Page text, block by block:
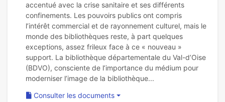
accentué avec la crise sanitaire et ses différents
confinements. Les pouvoirs publics ont compris
l’intérêt commercial et de rayonnement culturel, mais le
monde des bibliothèques reste, à part quelques
exceptions, assez frileux face à ce « nouveau »
support. La bibliothèque départementale du Val-d’Oise
(BDVO), consciente de l’importance du médium pour
Consulter les documents